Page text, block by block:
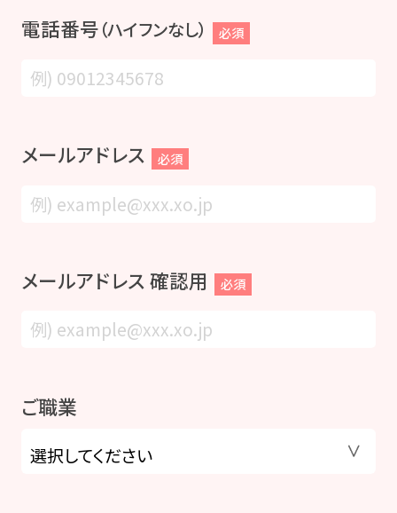
電話番号（ハイフンなし） 必須
メールアドレス 必須
メールアドレス 確認用 必須
ご職業